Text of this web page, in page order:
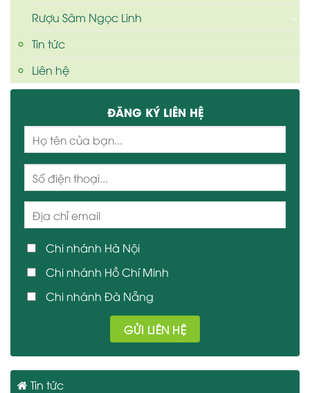
Rượu Sâm Ngọc Linh
Tin tức
Liên hệ
ĐĂNG KÝ LIÊN HỆ
Chi nhánh Hà Nội
Chi nhánh Hồ Chí Minh
Chi nhánh Đà Nẵng
Tin tức